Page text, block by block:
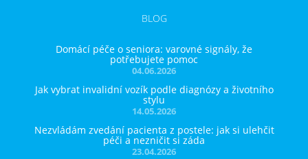
BLOG
04.06.2026
Domácí péče o seniora: varovné signály, že
potřebujete pomoc
14.05.2026
Jak vybrat invalidní vozík podle diagnózy a životního
stylu
23.04.2026
Nezvládám zvedání pacienta z postele: jak si ulehčit
péči a nezničit si záda